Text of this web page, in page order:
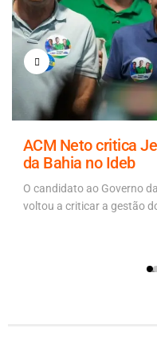
ACM Neto critica
da Bahia no Ideb
O candidato ao Governo
voltou a criticar a gestão